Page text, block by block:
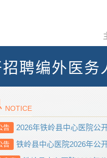
聘编外医务
NOTICE
告 2026年铁岭县中心医院公
告 铁岭县中心医院2026年公